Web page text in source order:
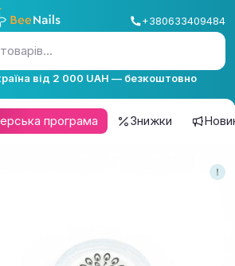
+380633409484
від 2 000 UAH — безкоштовно
програма Знижки